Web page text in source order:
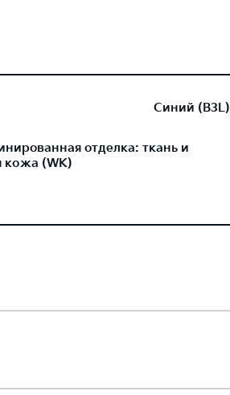
Синий (B3L)
отделка: ткань и
кожа (WK)